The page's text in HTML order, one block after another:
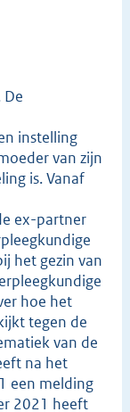
instelling
van zijn
is. Vanaf
ex-partner
het gezin van
hoe het
tegen de
van de
na het
een melding
2021 heeft